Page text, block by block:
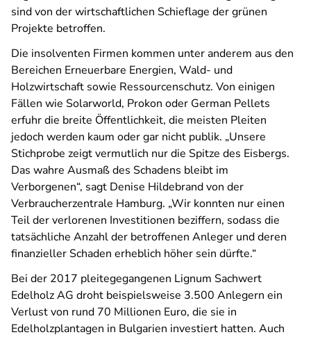
sind von der wirtschaftlichen Schieflage der grünen
Projekte betroffen.
Die insolventen Firmen kommen unter anderem aus den
Bereichen Erneuerbare Energien, Wald- und
Holzwirtschaft sowie Ressourcenschutz. Von einigen
Fällen wie Solarworld, Prokon oder German Pellets
erfuhr die breite Öffentlichkeit, die meisten Pleiten
jedoch werden kaum oder gar nicht publik. „Unsere
Stichprobe zeigt vermutlich nur die Spitze des Eisbergs.
Das wahre Ausmaß des Schadens bleibt im
Verborgenen“, sagt Denise Hildebrand von der
Verbraucherzentrale Hamburg. „Wir konnten nur einen
Teil der verlorenen Investitionen beziffern, sodass die
tatsächliche Anzahl der betroffenen Anleger und deren
finanzieller Schaden erheblich höher sein dürfte.“
Bei der 2017 pleitegegangenen Lignum Sachwert
Edelholz AG droht beispielsweise 3.500 Anlegern ein
Verlust von rund 70 Millionen Euro, die sie in
Edelholzplantagen in Bulgarien investiert hatten. Auch